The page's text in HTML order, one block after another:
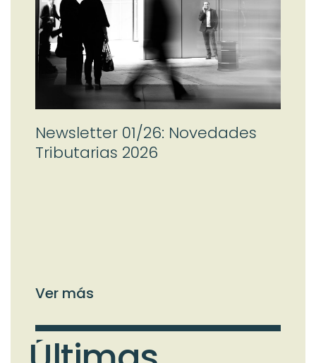
Newsletter 01/26: Novedades
Tributarias 2026
Ver más